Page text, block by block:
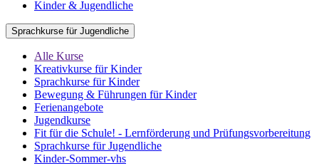
Kinder & Jugendliche
Sprachkurse für Jugendliche
Alle Kurse
Kreativkurse für Kinder
Sprachkurse für Kinder
Bewegung & Führungen für Kinder
Ferienangebote
Jugendkurse
Fit für die Schule! - Lernförderung und Prüfungsvorbereitung
Sprachkurse für Jugendliche
Kinder-Sommer-vhs